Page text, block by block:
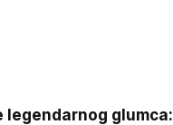
legendarnog glumca: